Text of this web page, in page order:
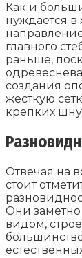
Как и
нуждается в
главного
раньше,
создания
жесткую
крепких
Отвечая на
стоит
Они заметно
видом,